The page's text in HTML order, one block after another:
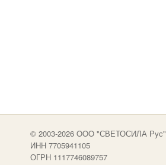
© 2003-2026 OOO "СВЕТОСИЛА Рус"
ИНН 7705941105
ОГРН 1117746089757